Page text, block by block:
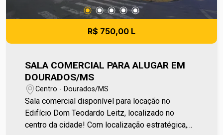
R$ 750,00 L
SALA COMERCIAL PARA ALUGAR EM
DOURADOS/MS
Centro - Dourados/MS
Sala comercial disponível para locação no
Edifício Dom Teodardo Leitz, localizado no
centro da cidade! Com localização estratégica,